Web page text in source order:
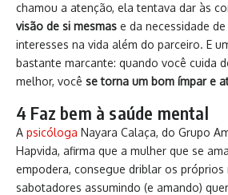
chamou a atenção, ela tentava dar às
visão de si mesmas e da necessidade
interesses na vida além do parceiro. E
bastante marcante: quando você cuida
melhor, você se torna um bom ímpar e
4 Faz bem à saúde mental
A psicóloga Nayara Calaça, do Grupo
Hapvida, afirma que a mulher que se
empodera, consegue driblar os próprios
sabotadores assumindo (e amando)